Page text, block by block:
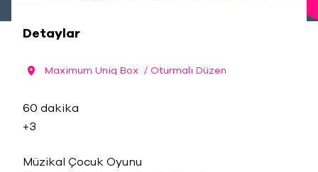
Detaylar
Maximum Uniq Box / Oturmalı Düzen
60 dakika
+3
Müzikal Çocuk Oyunu